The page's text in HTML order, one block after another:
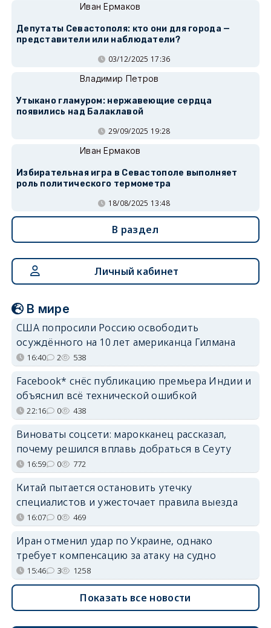
Иван Ермаков
Депутаты Севастополя: кто они для города —
представители или наблюдатели?
03/12/2025 17:36
Владимир Петров
Утыкано гламуром: нержавеющие сердца
появились над Балаклавой
29/09/2025 19:28
Иван Ермаков
Избирательная игра в Севастополе выполняет
роль политического термометра
18/08/2025 13:48
В раздел
Личный кабинет
В мире
США попросили Россию освободить
осуждённого на 10 лет американца Гилмана
16:40 2 538
Facebook* снёс публикацию премьера Индии и
объяснил всё технической ошибкой
22:16 0 438
Виноваты соцсети: марокканец рассказал,
почему решился вплавь добраться в Сеуту
16:59 0 772
Китай пытается остановить утечку
специалистов и ужесточает правила выезда
16:07 0 469
Иран отменил удар по Украине, однако
требует компенсацию за атаку на судно
15:46 3 1258
Показать все новости